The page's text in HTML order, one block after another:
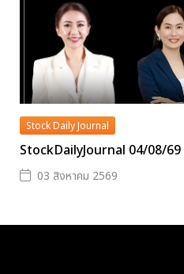
Stock Daily Journal
StockDailyJournal 04/08/
03 สิงหาคม 2569